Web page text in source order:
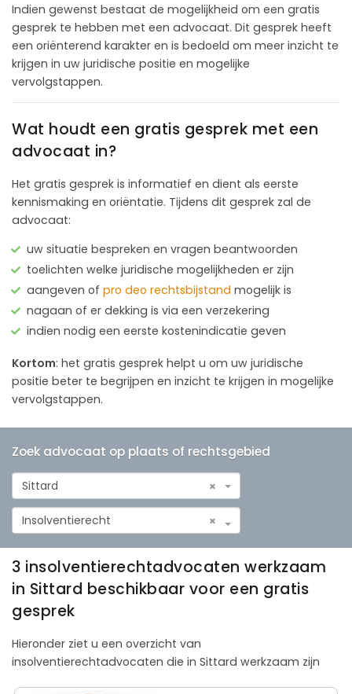
Indien gewenst bestaat de mogelijkheid om een gratis
gesprek te hebben met een advocaat. Dit gesprek heeft
een oriënterend karakter en is bedoeld om meer inzicht te
krijgen in uw juridische positie en mogelijke
vervolgstappen.
Wat houdt een gratis gesprek met een
advocaat in?
Het gratis gesprek is informatief en dient als eerste
kennismaking en oriëntatie. Tijdens dit gesprek zal de
advocaat:
uw situatie bespreken en vragen beantwoorden
toelichten welke juridische mogelijkheden er zijn
aangeven of pro deo rechtsbijstand mogelijk is
nagaan of er dekking is via een verzekering
indien nodig een eerste kostenindicatie geven
Kortom: het gratis gesprek helpt u om uw juridische
positie beter te begrijpen en inzicht te krijgen in mogelijke
vervolgstappen.
Zoek advocaat op plaats of rechtsgebied
×
Sittard
×
Insolventierecht
3 insolventierechtadvocaten werkzaam
in Sittard beschikbaar voor een gratis
gesprek
Hieronder ziet u een overzicht van
insolventierechtadvocaten die in Sittard werkzaam zijn